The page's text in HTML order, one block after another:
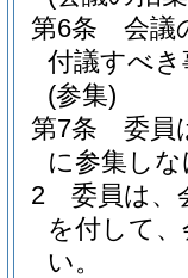
第6条
会議
付議すべ
(参集)
第7条
委員
に参集し
2
委員は、
を付して
い。